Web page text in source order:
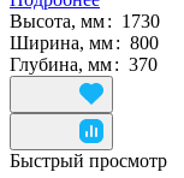
Высота, мм: 1730
Ширина, мм: 800
Глубина, мм: 370
Быстрый просмотр